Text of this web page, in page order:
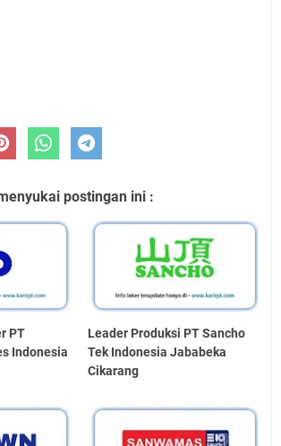
postingan ini :
PT
Indonesia
Leader Produksi PT Sancho
Tek Indonesia Jababeka
Cikarang